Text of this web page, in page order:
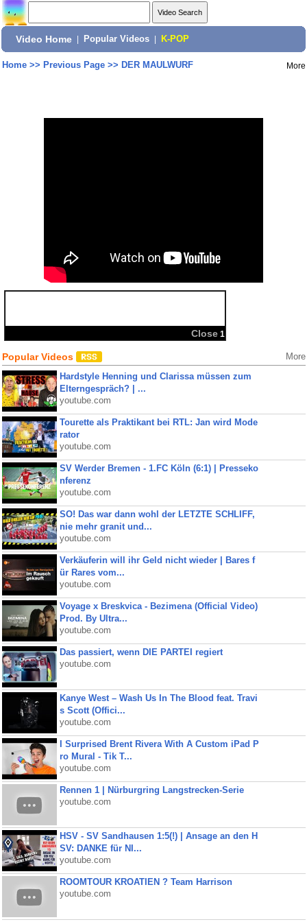
Video Home Popular Videos K-POP
Home>> Previous Page>> DER MAULWURF More
Share:
Popular Videos More
Hardstyle Henning und Clarissa müssen zum
Elterngespräch? | ...
youtube.com
Tourette als Praktikant bei RTL: Jan wird Mode
rator
youtube.com
SV Werder Bremen - 1.FC Köln (6:1) | Presseko
nferenz
youtube.com
SO! Das war dann wohl der LETZTE SCHLIFF,
nie mehr granit und...
youtube.com
Verkäuferin will ihr Geld nicht wieder | Bares f
ür Rares vom...
youtube.com
Voyage x Breskvica - Bezimena (Official Video)
Prod. By Ultra...
youtube.com
Das passiert, wenn DIE PARTEI regiert
youtube.com
Kanye West – Wash Us In The Blood feat. Travi
s Scott (Offici...
youtube.com
I Surprised Brent Rivera With A Custom iPad P
ro Mural - Tik T...
youtube.com
Rennen 1 | Nürburgring Langstrecken-Serie
youtube.com
HSV - SV Sandhausen 1:5(!) | Ansage an den H
SV: DANKE für NI...
youtube.com
ROOMTOUR KROATIEN ? Team Harrison
youtube.com